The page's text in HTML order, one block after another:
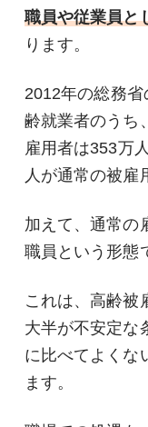
職員や従業員と
ります。
2012年の総務
齢就業者のうち
雇用者は353万
人が通常の被雇
加えて、通常の
職員という形態
これは、高齢被
大半が不安定な
に比べてよくな
ます。